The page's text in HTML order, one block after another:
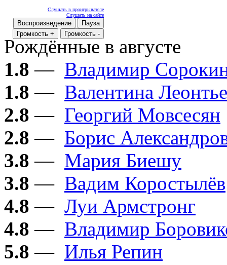
Слушать в проигрывателе
Слушать на сайте
Воспроизведение
Пауза
Громкость +
Громкость -
Рождённые в августе
1.8 — Владимир
1.8 — Валентина
2.8 — Георгий Мовсесян
2.8 — Борис
3.8 — Мария Биешу
3.8 — Вадим Коростылёв
4.8 — Луи Армстронг
4.8 — Владимир
5.8 — Илья Репин